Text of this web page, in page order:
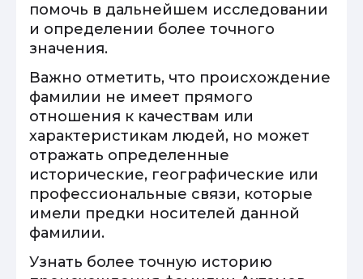
помочь в дальнейшем исследовании
и определении более точного
значения.
Важно отметить, что происхождение
фамилии не имеет прямого
отношения к качествам или
характеристикам людей, но может
отражать определенные
исторические, географические или
профессиональные связи, которые
имели предки носителей данной
фамилии.
Узнать более точную историю